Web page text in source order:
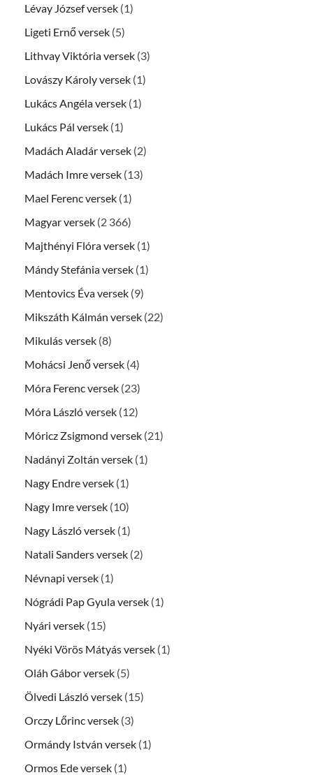
Lévay József versek (1)
Ligeti Ernő versek (5)
Lithvay Viktória versek (3)
Lovászy Károly versek (1)
Lukács Angéla versek (1)
Lukács Pál versek (1)
Madách Aladár versek (2)
Madách Imre versek (13)
Mael Ferenc versek (1)
Magyar versek (2 366)
Majthényi Flóra versek (1)
Mándy Stefánia versek (1)
Mentovics Éva versek (9)
Mikszáth Kálmán versek (22)
Mikulás versek (8)
Mohácsi Jenő versek (4)
Móra Ferenc versek (23)
Móra László versek (12)
Móricz Zsigmond versek (21)
Nadányi Zoltán versek (1)
Nagy Endre versek (1)
Nagy Imre versek (10)
Nagy László versek (1)
Natali Sanders versek (2)
Névnapi versek (1)
Nógrádi Pap Gyula versek (1)
Nyári versek (15)
Nyéki Vörös Mátyás versek (1)
Oláh Gábor versek (5)
Ölvedi László versek (15)
Orczy Lőrinc versek (3)
Ormándy István versek (1)
Ormos Ede versek (1)